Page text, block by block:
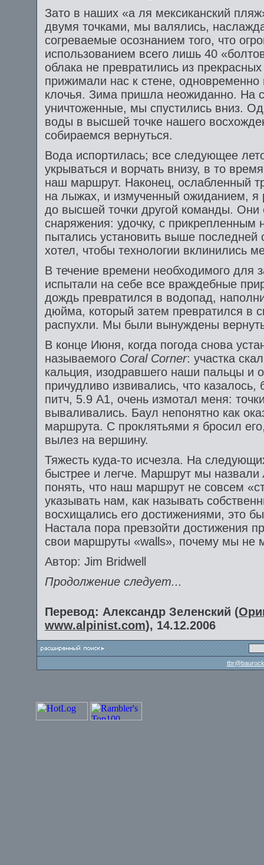
Зато в наших «а ля мексиканский
двумя точками, мы валялись,
согреваемые осознанием того, что
использованием всего лишь 40
облака не превратились из
прижимали нас к стене, одновременно
клочья. Зима пришла неожиданно. На
уничтоженные, мы спустились вниз.
воды в высшей точке нашего
собираемся вернуться.
Вода испортилась; все следующее
укрываться и ворчать внизу, в то
наш маршрут. Наконец, ослабленный
на лыжах, и измученный ожиданием,
до высшей точки другой команды. Они
снаряжения: удочку, с прикрепленным
пытались установить выше последней
хотел, чтобы технологии вклинились
В течение времени необходимого
испытали на себе все враждебные
дождь превратился в водопад,
дюйма, который затем превратился в
распухли. Мы были вынуждены
В конце Июня, когда погода снова
называемого Coral Corner: участка
кальция, изодравшего наши пальцы и
причудливо извивались, что
питч, 5.9 А1, очень измотал меня:
вываливались. Баул непонятно как
маршрута. С проклятьями я бросил
вылез на вершину.
Тяжесть куда-то исчезла. На
быстрее и легче. Маршрут мы назвали
понять, что наш маршрут не совсем
указывать нам, как называть
восхищались его достижениями, это
Настала пора превзойти достижения
свои маршруты «walls», почему мы не
Автор: Jim Bridwell
Продолжение следует...
Перевод: Александр Зеленский (
www.alpinist.com), 14.12.2006